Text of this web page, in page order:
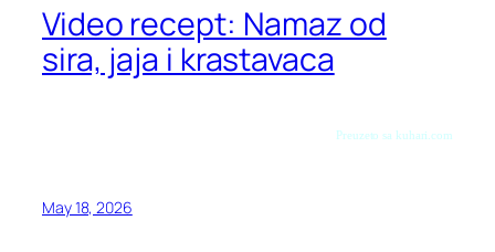
Video recept: Namaz od
sira, jaja i krastavaca
Preuzeto sa kuhari.com
May 18, 2026